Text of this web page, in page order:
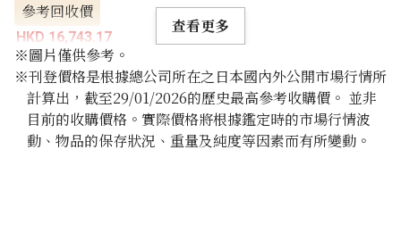
參考回收價
HKD 16,743.17
查看更多
※圖片僅供參考。
※刊登價格是根據總公司所在之日本國內外公開市場行情所
計算出，截至29/01/2026的歷史最高參考收購價。 並非
目前的收購價格。實際價格將根據鑑定時的市場行情波
動、物品的保存狀況、重量及純度等因素而有所變動。